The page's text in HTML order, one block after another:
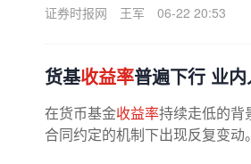
证券时报网
王军 06-22 20:53
货基收益率普遍下行 业
在货币基金收益率持续走低的背
合同约定的机制下出现反复变